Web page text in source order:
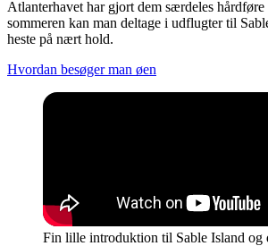
Atlanterhavet har gjort dem særdeles
sommeren kan man deltage i udflugter til
heste på nært hold.
Hvordan besøger man øen
Fin lille introduktion til Sable Island og